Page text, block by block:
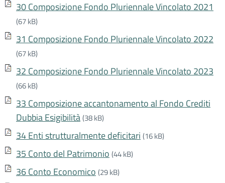
30 Composizione Fondo Pluriennale Vincolato 2021
(67 kB)
31 Composizione Fondo Pluriennale Vincolato 2022
(67 kB)
32 Composizione Fondo Pluriennale Vincolato 2023
(66 kB)
33 Composizione accantonamento al Fondo Crediti
Dubbia Esigibilità(38 kB)
34 Enti strutturalmente deficitari (16 kB)
35 Conto del Patrimonio (44 kB)
36 Conto Economico (29 kB)